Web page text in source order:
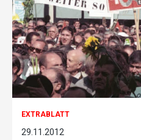
EXTRABLATT
29.11.2012